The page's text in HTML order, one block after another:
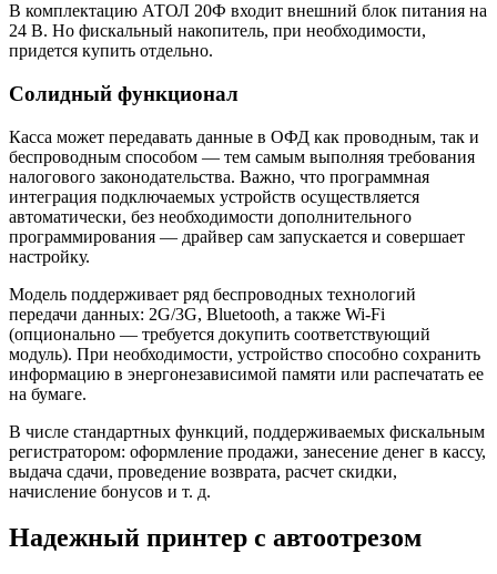
В комплектацию АТОЛ 20Ф входит внешний блок питания на
24 В. Но фискальный накопитель, при необходимости,
придется купить отдельно.
Солидный функционал
Касса может передавать данные в ОФД как проводным, так и
беспроводным способом — тем самым выполняя требования
налогового законодательства. Важно, что программная
интеграция подключаемых устройств осуществляется
автоматически, без необходимости дополнительного
программирования — драйвер сам запускается и совершает
настройку.
Модель поддерживает ряд беспроводных технологий
передачи данных: 2G/3G, Bluetooth, а также Wi-Fi
(опционально — требуется докупить соответствующий
модуль). При необходимости, устройство способно сохранить
информацию в энергонезависимой памяти или распечатать ее
на бумаге.
В числе стандартных функций, поддерживаемых фискальным
регистратором: оформление продажи, занесение денег в кассу,
выдача сдачи, проведение возврата, расчет скидки,
начисление бонусов и т. д.
Надежный принтер с автоотрезом